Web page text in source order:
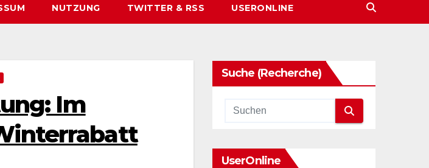
NUTZUNG TWITTER & RSS USERONLINE
Im
Suche (Recherche)
UserOnline